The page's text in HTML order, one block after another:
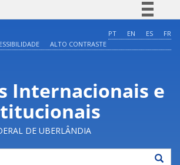
Comunica BR
Acesso à informação
Legislação
Canais
PT EN ES
FR
ALTO CONTRASTE
Internacionais e
DE UBERLÂNDIA